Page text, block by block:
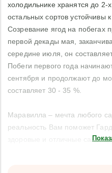
холодильнике хранятся до 2-
остальных сортов устойчивы
Созревание ягод на побегах
первой декады мая,
середине июля, он
Побеги первого года
сентября и продолжают до
составляет 30 - 35 %.
Маравилла – мечта любого
реальность Вам поможет
здоровые и отличные